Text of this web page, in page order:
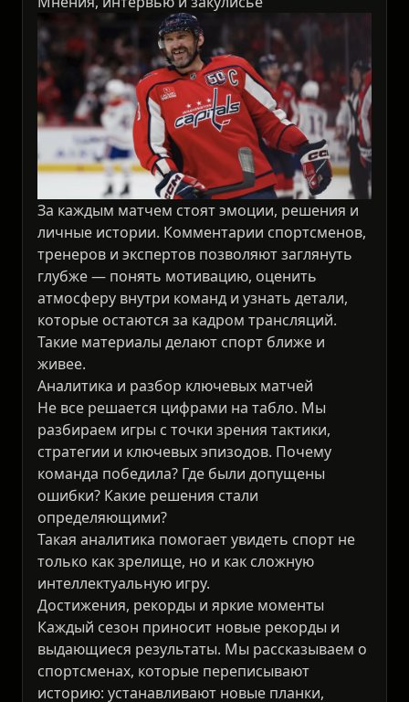
За каждым матчем стоят эмоции, решения и
личные истории. Комментарии спортсменов,
тренеров и экспертов позволяют заглянуть
глубже — понять мотивацию, оценить
атмосферу внутри команд и узнать детали,
которые остаются за кадром трансляций.
Такие материалы делают спорт ближе и
живее.
Аналитика и разбор ключевых матчей
Не все решается цифрами на табло. Мы
разбираем игры с точки зрения тактики,
стратегии и ключевых эпизодов. Почему
команда победила? Где были допущены
ошибки? Какие решения стали
определяющими?
Такая аналитика помогает увидеть спорт не
только как зрелище, но и как сложную
интеллектуальную игру.
Достижения, рекорды и яркие моменты
Каждый сезон приносит новые рекорды и
выдающиеся результаты. Мы рассказываем о
спортсменах, которые переписывают
историю: устанавливают новые планки,